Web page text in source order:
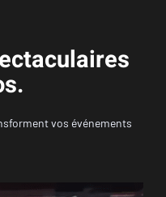
vos événements